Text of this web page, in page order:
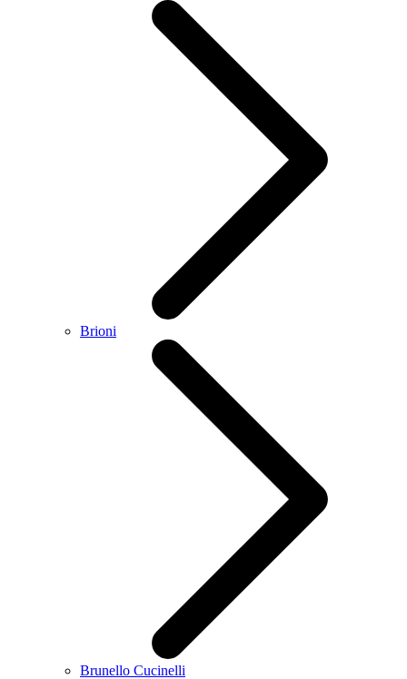
Brioni
Brunello Cucinelli